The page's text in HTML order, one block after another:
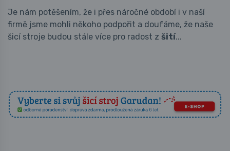
Je nám potěšením, že i přes náročné období i v naší
firmě jsme mohli někoho podpořit a doufáme, že naše
šicí stroje budou stále více pro radost z šití...